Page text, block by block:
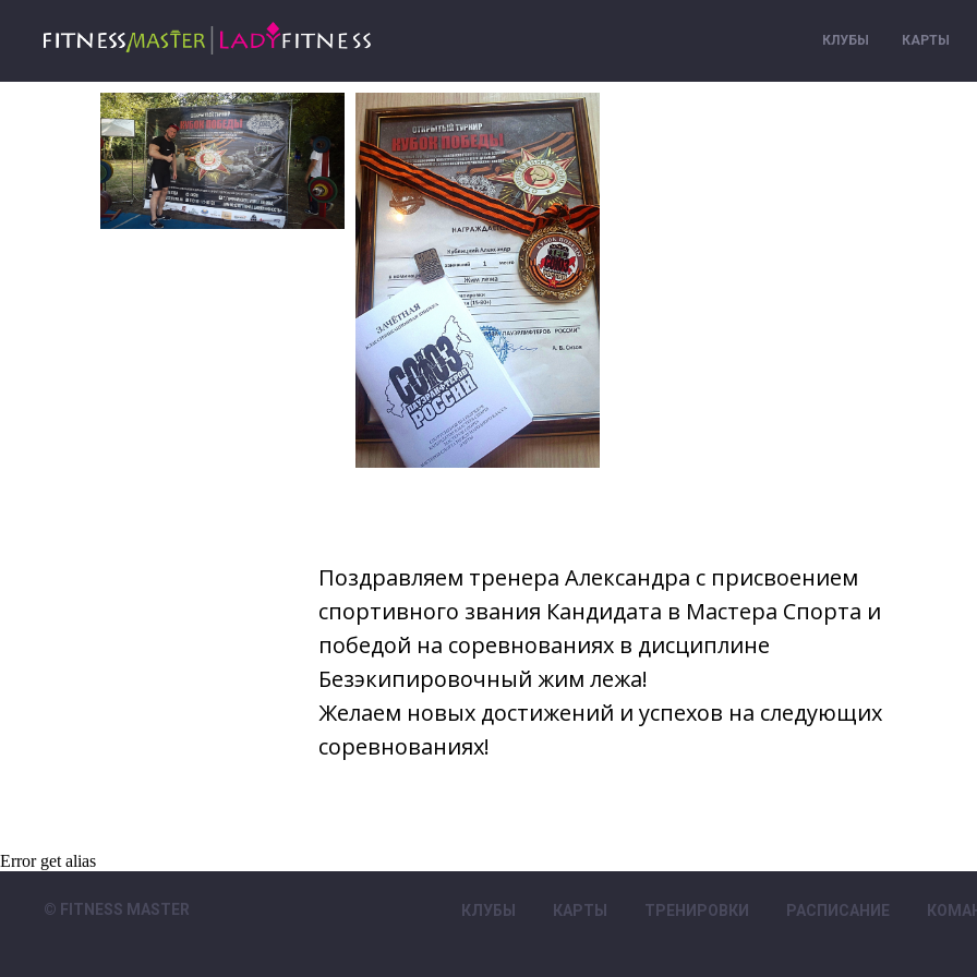
КЛУБЫ КАРТЫ
Поздравляем тренера Александра с присвоением
спортивного звания Кандидата в Мастера Спорта и
победой на соревнованиях в дисциплине
Безэкипировочный жим лежа!
Желаем новых достижений и успехов на следующих
соревнованиях!
Error get alias
© FITNESS MASTER КЛУБЫ КАРТЫ ТРЕНИРОВКИ РАСПИСАНИЕ